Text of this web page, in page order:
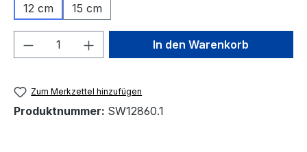
12 cm
15 cm
Produkt Anzahl: Gib denIn den Warenkorb
Zum Merkzettel hinzufügen
Produktnummer: SW12860.1